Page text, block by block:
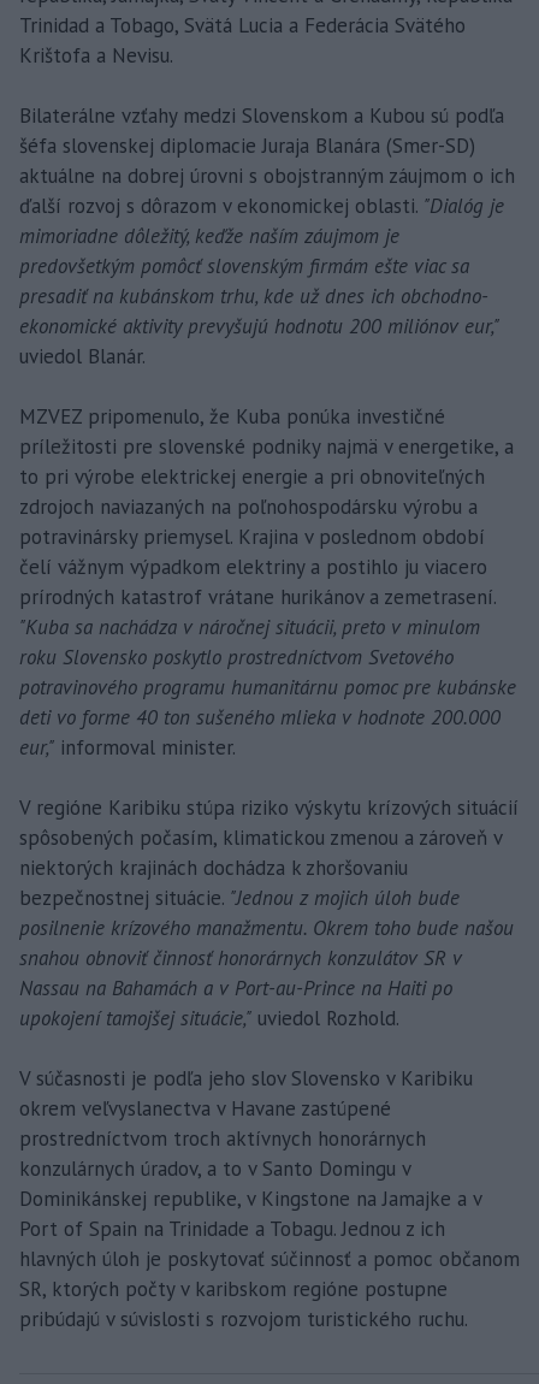
Trinidad a Tobago, Svätá Lucia a Federácia Svätého
Krištofa a Nevisu.
Bilaterálne vzťahy medzi Slovenskom a Kubou sú podľa
šéfa slovenskej diplomacie Juraja Blanára (Smer-SD)
aktuálne na dobrej úrovni s obojstranným záujmom o ich
ďalší rozvoj s dôrazom v ekonomickej oblasti. "Dialóg je
mimoriadne dôležitý, keďže naším záujmom je
predovšetkým pomôcť slovenským firmám ešte viac sa
presadiť na kubánskom trhu, kde už dnes ich obchodno-
ekonomické aktivity prevyšujú hodnotu 200 miliónov eur,"
uviedol Blanár.
MZVEZ pripomenulo, že Kuba ponúka investičné
príležitosti pre slovenské podniky najmä v energetike, a
to pri výrobe elektrickej energie a pri obnoviteľných
zdrojoch naviazaných na poľnohospodársku výrobu a
potravinársky priemysel. Krajina v poslednom období
čelí vážnym výpadkom elektriny a postihlo ju viacero
prírodných katastrof vrátane hurikánov a zemetrasení.
"Kuba sa nachádza v náročnej situácii, preto v minulom
roku Slovensko poskytlo prostredníctvom Svetového
potravinového programu humanitárnu pomoc pre kubánske
deti vo forme 40 ton sušeného mlieka v hodnote 200.000
eur," informoval minister.
V regióne Karibiku stúpa riziko výskytu krízových situácií
spôsobených počasím, klimatickou zmenou a zároveň v
niektorých krajinách dochádza k zhoršovaniu
bezpečnostnej situácie. "Jednou z mojich úloh bude
posilnenie krízového manažmentu. Okrem toho bude našou
snahou obnoviť činnosť honorárnych konzulátov SR v
Nassau na Bahamách a v Port-au-Prince na Haiti po
upokojení tamojšej situácie," uviedol Rozhold.
V súčasnosti je podľa jeho slov Slovensko v Karibiku
okrem veľvyslanectva v Havane zastúpené
prostredníctvom troch aktívnych honorárnych
konzulárnych úradov, a to v Santo Domingu v
Dominikánskej republike, v Kingstone na Jamajke a v
Port of Spain na Trinidade a Tobagu. Jednou z ich
hlavných úloh je poskytovať súčinnosť a pomoc občanom
SR, ktorých počty v karibskom regióne postupne
pribúdajú v súvislosti s rozvojom turistického ruchu.